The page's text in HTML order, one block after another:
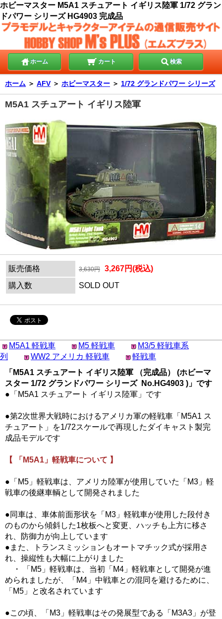
ホビーマスター M5A1 スチュアート イギリス陸軍 1/72 グラン
ドパワー シリーズ HG4903 完成品
ホーム カート 検索
ホーム ＞ AFV ＞ ホビーマスター ＞ 1/72 グランドパワー シリーズ
M5A1 スチュアート イギリス陸軍
販売価格 3,630円
3,267円(税込)
購入数
SOLD OUT
M5A1 軽戦車 M5 軽戦車
M3/5 軽戦車系
列
WW2 アメリカ 軽戦車
軽戦車
「M5A1 スチュアート イギリス陸軍 （完成品） (ホビーマ
スター 1/72 グランドパワー シリーズ No.HG4903 )」です
●「M5A1 スチュアート イギリス陸軍」です
●第2次世界大戦時におけるアメリカ軍の軽戦車「M5A1 ス
チュアート」を1/72スケールで再現したダイキャスト製完
成品モデルです
【 「M5A1」軽戦車について 】
●「M5」軽戦車は、アメリカ陸軍が使用していた「M3」軽
戦車の後継車輌として開発されました
●同車は、車体前面形状を「M3」軽戦車が使用した段付き
のものから傾斜した1枚板へと変更、ハッチも上方に移さ
れ、防御力が向上しています
●また、トランスミッションもオートマチック式が採用さ
れ、操縦性も大幅に上がりました
・ 「M5」軽戦車は、当初「M4」軽戦車として開発が進
められましたが、「M4」中戦車との混同を避けるために、
「M5」と改名されています
●この頃、「M3」軽戦車はその発展型である「M3A3」が登